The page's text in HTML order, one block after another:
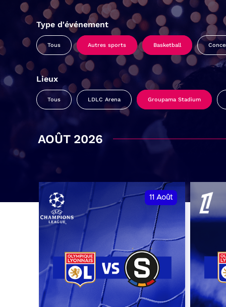
Type d'événement
Tous Autres sports Basketball
Lieux
Tous LDLC Arena Groupama Stadium
AOÛT 2026
11 Août